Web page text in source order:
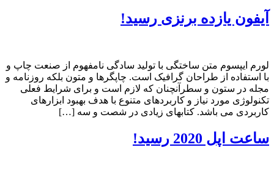
آیفون یازده برنزی رسید!
لورم ایپسوم متن ساختگی با تولید سادگی نامفهوم از صنعت چاپ و
با استفاده از طراحان گرافیک است. چاپگرها و متون بلکه روزنامه و
مجله در ستون و سطرآنچنان که لازم است و برای شرایط فعلی
تکنولوژی مورد نیاز و کاربردهای متنوع با هدف بهبود ابزارهای
کاربردی می باشد. کتابهای زیادی در شصت و سه […]
ساعت اپل 2020 رسید!